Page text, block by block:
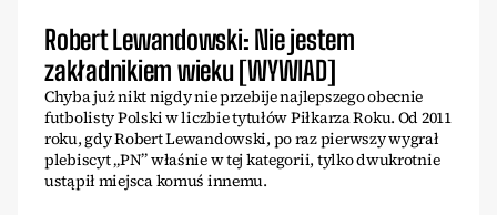
Robert Lewandowski: Nie jestem
zakładnikiem wieku [WYWIAD]
Chyba już nikt nigdy nie przebije najlepszego obecnie
futbolisty Polski w liczbie tytułów Piłkarza Roku. Od 2011
roku, gdy Robert Lewandowski, po raz pierwszy wygrał
plebiscyt „PN” właśnie w tej kategorii, tylko dwukrotnie
ustąpił miejsca komuś innemu.